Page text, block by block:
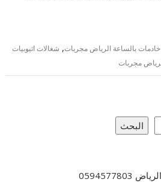
خادمات بالساعة الرياض مجربات, شغالات اثيوبيات
مجربات
البحث